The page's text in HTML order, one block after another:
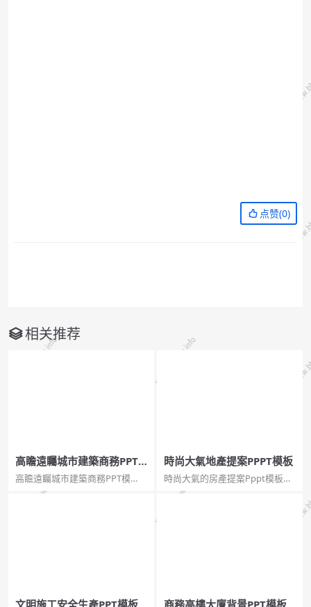
点赞(0)
相关推荐
高瞻遠矚城市建築商務PPT
模板
高瞻遠矚城市建築商務PPT模
板。一套商務風幻燈片模板，大
時尚大氣地產提案PPPT模板
時尚大氣的房產提案Pppt模板。
一份美觀實用的房地產項目建議
文明施工安全生產PPT模板 商務高樓大廈背景PPT模板